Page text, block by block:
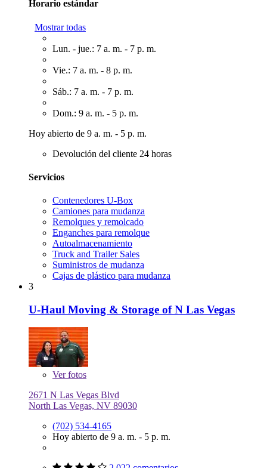
Horario estándar
Mostrar todas
Lun. - jue.: 7 a. m. - 7 p. m.
Vie.: 7 a. m. - 8 p. m.
Sáb.: 7 a. m. - 7 p. m.
Dom.: 9 a. m. - 5 p. m.
Hoy abierto de 9 a. m. - 5 p. m.
Devolución del cliente 24 horas
Servicios
Contenedores U-Box
Camiones para mudanza
Remolques y remolcado
Enganches para remolque
Autoalmacenamiento
Truck and Trailer Sales
Suministros de mudanza
Cajas de plástico para mudanza
3
U-Haul Moving & Storage of N Las Vegas
Verfotos
2671 N Las Vegas Blvd
North Las Vegas, NV 89030
(702) 534-4165
Hoy abierto de 9 a. m. - 5 p. m.